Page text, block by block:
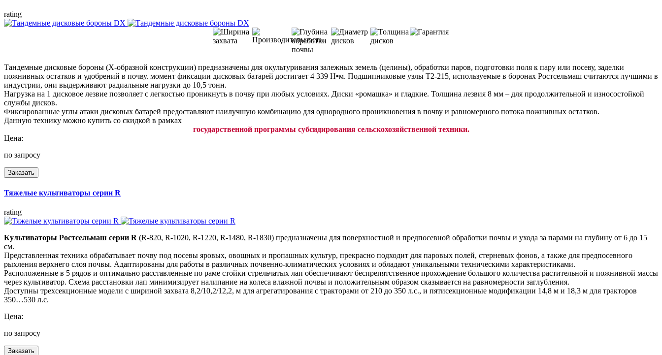
rating
Тандемные дисковые бороны (Х-образной конструкции) предназначены для окультуривания залежных земель (целины), обработки паров, подготовки поля к пару или посеву, заделки
пожнивных остатков и удобрений в почву. момент фиксации дисковых батарей достигает 4 339 Н▪м. Подшипниковые узлы Т2-215, используемые в боронах Ростсельмаш считаются лучшими в
индустрии, они выдерживают радиальные нагрузки до 10,5 тонн.
Нагрузка на 1 дисковое лезвие позволяет с легкостью проникнуть в почву при любых условиях. Диски «ромашка» и гладкие. Толщина лезвия 8 мм – для продолжительной и износостойкой
службы дисков.
Фиксированные углы атаки дисковых батарей предоставляют наилучшую комбинацию для однородного проникновения в почву и равномерного потока пожнивных остатков.
Данную технику можно купить со скидкой в рамках
государственной программы субсидирования сельскохозяйственной техники.
Цена:
по запросу
Заказать
Тяжелые культиваторы серии R
rating
Культиваторы Ростсельмаш серии R (R-820, R-1020, R-1220, R-1480, R-1830) предназначены для поверхностной и предпосевной обработки почвы и ухода за парами на глубину от 6 до 15
см.
Представленная техника обрабатывает почву под посевы яровых, овощных и пропашных культур, прекрасно подходит для паровых полей, стерневых фонов, а также для предпосевного
рыхления верхнего слоя почвы. Адаптированы для работы в различных почвенно-климатических условиях и обладают уникальными техническими характеристиками.
Расположенные в 5 рядов и оптимально расставленные по раме стойки стрельчатых лап обеспечивают беспрепятственное прохождение большого количества растительной и пожнивной массы
через культиватор. Схема расстановки лап минимизирует налипание на колеса влажной почвы и положительным образом сказывается на равномерности заглубления.
Доступны трехсекционные модели с шириной захвата 8,2/10,2/12,2, м для агрегатирования с тракторами от 210 до 350 л.с., и пятисекционные модификации 14,8 м и 18,3 м для тракторов
350…530 л.с.
Цена:
по запросу
Заказать